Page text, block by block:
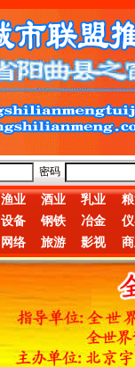
密码
渔业 酒业 乳业
设备 钢铁 冶金
网络 旅游 影视